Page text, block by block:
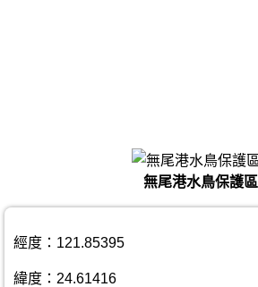
無尾港水鳥保護區
經度：121.85395
緯度：24.61416